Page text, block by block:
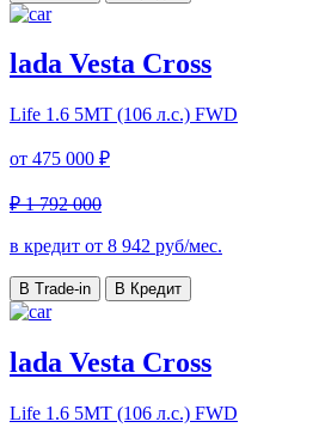
lada Vesta Cross
Life 1.6 5MT (106 л.с.) FWD
от 475 000 ₽
₽ 1 792 000
в кредит от 8 942 руб/мес.
В Trade-in В Кредит
lada Vesta Cross
Life 1.6 5MT (106 л.с.) FWD